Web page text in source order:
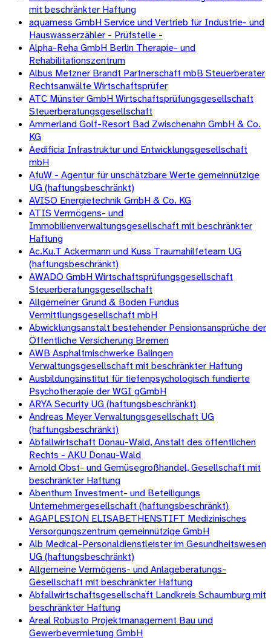
mit beschränkter Haftung
aquamess GmbH Service und Vertrieb für Industrie- und
Hauswasserzähler - Prüfstelle -
Alpha-Reha GmbH Berlin Therapie- und
Rehabilitationszentrum
Albus Metzner Brandt Partnerschaft mbB Steuerberater
Rechtsanwälte Wirtschaftsprüfer
ATC Münster GmbH Wirtschaftsprüfungsgesellschaft
Steuerberatungsgesellschaft
Ammerland Golf-Resort Bad Zwischenahn GmbH & Co.
KG
Aedificia Infrastruktur und Entwicklungsgesellschaft
mbH
AfuW - Agentur für unschätzbare Werte gemeinnützige
UG (haftungsbeschränkt)
AVISO Energietechnik GmbH & Co. KG
ATIS Vermögens- und
Immobilienverwaltungsgesellschaft mit beschränkter
Haftung
Ac.Ku.T Ackermann und Kuss Traumahilfeteam UG
(haftungsbeschränkt)
AWADO GmbH Wirtschaftsprüfungsgesellschaft
Steuerberatungsgesellschaft
Allgemeiner Grund & Boden Fundus
Vermittlungsgesellschaft mbH
Abwicklungsanstalt bestehender Pensionsansprüche der
Öffentliche Versicherung Bremen
AWB Asphaltmischwerke Balingen
Verwaltungsgesellschaft mit beschränkter Haftung
Ausbildungsinstitut für tiefenpsychologisch fundierte
Psychotherapie der WGI gGmbH
ARYA Security UG (haftungsbeschränkt)
Andreas Meyer Verwaltungsgesellschaft UG
(haftungsbeschränkt)
Abfallwirtschaft Donau-Wald, Anstalt des öffentlichen
Rechts - AKU Donau-Wald
Arnold Obst- und Gemüsegroßhandel, Gesellschaft mit
beschränkter Haftung
Abenthum Investment- und Beteiligungs
Unternehmergesellschaft (haftungsbeschränkt)
AGAPLESION ELISABETHENSTIFT Medizinisches
Versorgungszentrum gemeinnützige GmbH
Alb Medical-Personaldienstleister im Gesundheitswesen
UG (haftungsbeschränkt)
Allgemeine Vermögens- und Anlageberatungs-
Gesellschaft mit beschränkter Haftung
Abfallwirtschaftsgesellschaft Landkreis Schaumburg mit
beschränkter Haftung
Areal Robusto Projektmanagement Bau und
Gewerbevermietung GmbH